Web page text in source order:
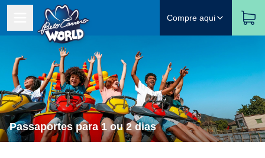
Compre aqui
Passaportes para 1 ou 2 dias